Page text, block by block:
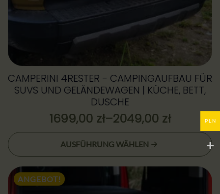
CAMPERINI 4RESTER - CAMPINGAUFBAU FÜR
SUVS UND GELÄNDEWAGEN | KÜCHE, BETT,
DUSCHE
1699,00 zł–2049,00 zł
Preisspanne:
1699,00 zł
bis
2049,00 zł
AUSFÜHRUNG WÄHLEN
Dieses
Produkt
mehrere
Varianten
ANGEBOT!
PLN